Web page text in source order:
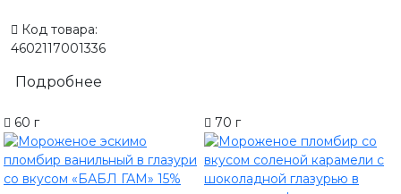
Код товара:
4602117001336
Подробнее
60 г 70 г